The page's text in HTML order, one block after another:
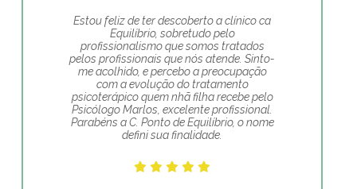
Estou feliz de ter descoberto a clínico ca
Equilíbrio, sobretudo pelo
profissionalismo que somos tratados
pelos profissionais que nós atende. Sinto-
me acolhido, e percebo a preocupação
com a evolução do tratamento
psicoterápico quem nhã filha recebe pelo
Psicólogo Marlos, excelente profissional.
Parabéns a C. Ponto de Equilíbrio, o nome
defini sua finalidade.